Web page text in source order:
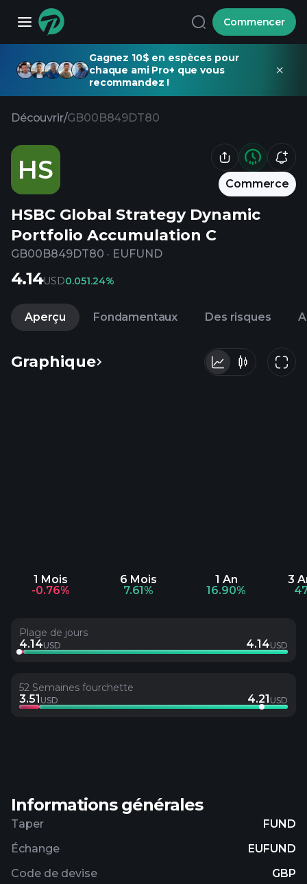
Commencer
Gagnez 10$ en espèces pour
chaque ami Pro+ que vous
recommandez !
Découvrir/GB00B849DT80
HS Commerce
HSBC Global Strategy Dynamic
Portfolio Accumulation C
GB00B849DT80 · EUFUND
4.14USD0.051.24%
Aperçu Fondamentaux Des risques
Graphique
1 Mois
-0.76%
6 Mois
7.61%
1 An
16.90%
3
Plage de jours
4.14USD 4.14USD
52 Semaines fourchette
3.51 USD 4.21 USD
Informations générales
Taper
FUND
Échange
EUFUND
Code de devise
GBP